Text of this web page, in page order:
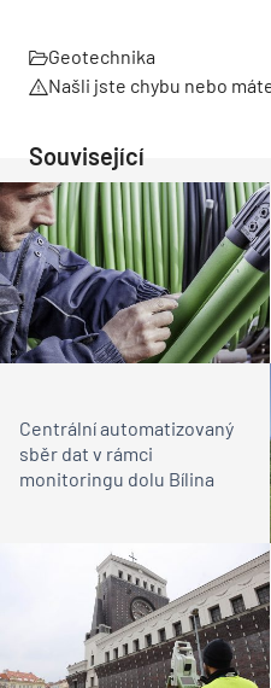
Geotechnika
Našli jste chybu nebo
Související
Centrální automatizovaný
sběr dat v rámci
monitoringu dolu Bílina